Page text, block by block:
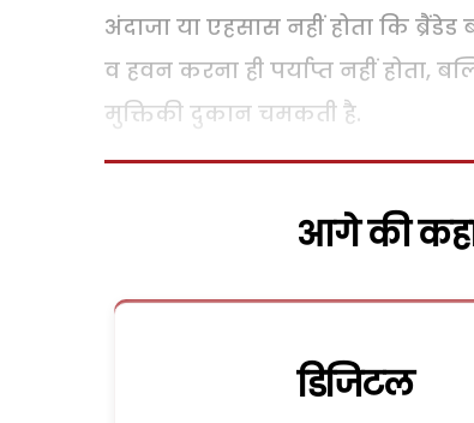
अंदाजा या एहसास नहीं होता कि
व हवन करना ही पर्याप्त नहीं
मुक्तिकी दुकान चमकती है.
आगे की
डिजिटल